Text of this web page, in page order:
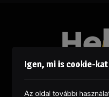
Igen, mi is cookie-
Az oldal további